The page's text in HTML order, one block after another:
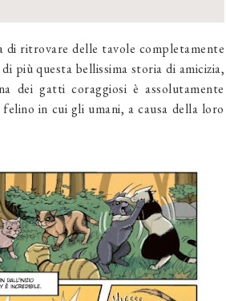
di ritrovare delle tavole completamente
più questa bellissima storia di amicizia,
dei gatti coraggiosi è assolutamente
in cui gli umani, a causa della loro